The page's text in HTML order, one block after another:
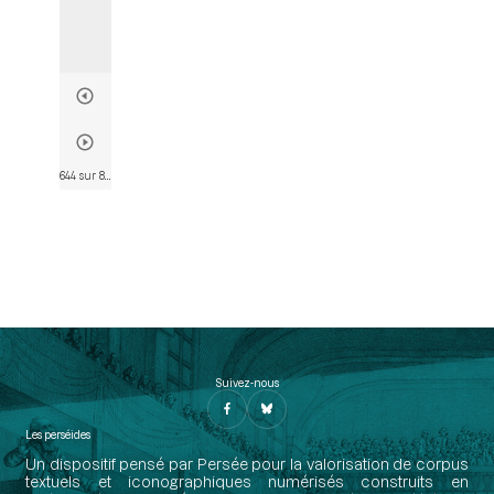
Suivez-nous
Les perséides
Un dispositif pensé par Persée pour la valorisation de corpus
textuels et iconographiques numérisés construits en